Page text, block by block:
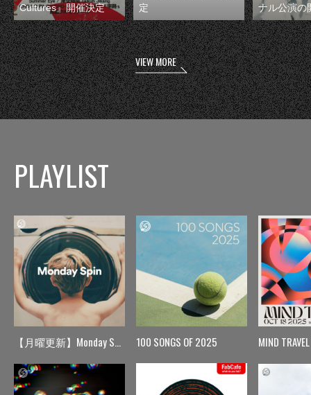
Cultures』開催決定
定
ナル公演の
VIEW MORE
PLAYLIST
【月曜更新】Monday Spin 100 SONGS OF 2025 MIND TRAVEL